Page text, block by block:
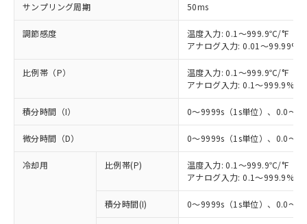
サンプリング周期 50ms
調節感度
温度入力: 0.1～999.9℃/°F（
アナログ入力: 0.01～
比例帯（P）
温度入力: 0.1～999.9℃/°F（
アナログ入力: 0.1～999.9%FS
積分時間（I） 0～9999s（1s単位）、0.0～
微分時間（D） 0～9999s（1s単位）、0.0～
冷却用 比例帯(P)
温度入力: 0.1～999.9℃/°F（
アナログ入力: 0.1～999.9%FS
積分時間(I) 0～9999s（1s単位）、0.0～